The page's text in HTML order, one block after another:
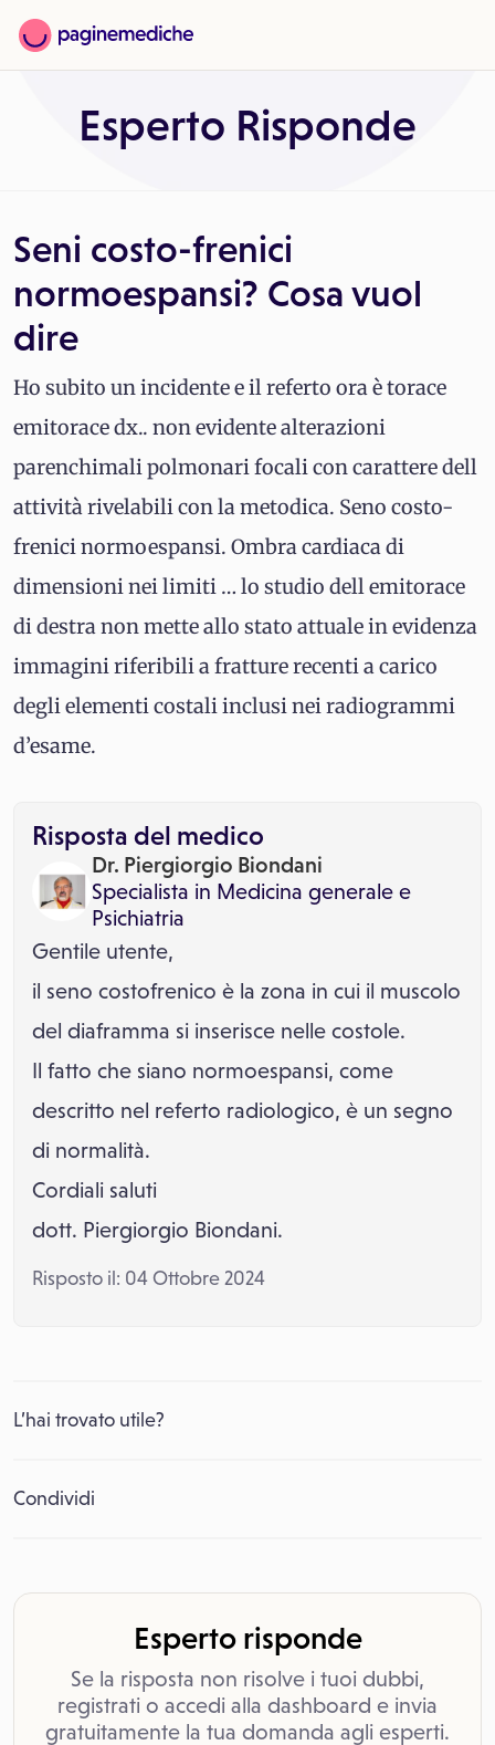
Esperto Risponde
Seni costo-frenici
normoespansi? Cosa vuol
dire
Ho subito un incidente e il referto ora è torace
emitorace dx.. non evidente alterazioni
parenchimali polmonari focali con carattere dell
attività rivelabili con la metodica. Seno costo-
frenici normoespansi. Ombra cardiaca di
dimensioni nei limiti … lo studio dell emitorace
di destra non mette allo stato attuale in evidenza
immagini riferibili a fratture recenti a carico
degli elementi costali inclusi nei radiogrammi
d’esame.
Risposta del medico
Dr. Piergiorgio Biondani
Specialista in Medicina generale e
Psichiatria
Gentile utente,
il seno costofrenico è la zona in cui il muscolo
del diaframma si inserisce nelle costole.
Il fatto che siano normoespansi, come
descritto nel referto radiologico, è un segno
di normalità.
Cordiali saluti
dott. Piergiorgio Biondani.
Risposto il: 04 Ottobre 2024
L’hai trovato utile?
Condividi
Esperto risponde
Se la risposta non risolve i tuoi dubbi,
registrati o accedi alla dashboard e invia
gratuitamente la tua domanda agli esperti.